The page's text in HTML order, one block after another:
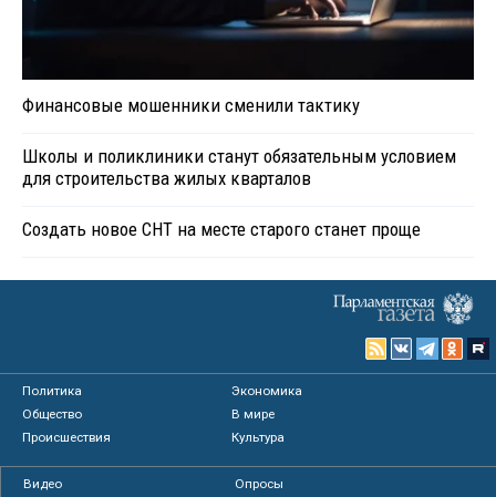
Финансовые мошенники сменили тактику
Школы и поликлиники станут обязательным условием
для строительства жилых кварталов
Создать новое СНТ на месте старого станет проще
Политика
Экономика
Общество
В мире
Происшествия
Культура
Видео
Опросы